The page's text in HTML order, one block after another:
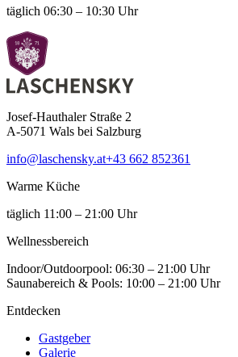
täglich 06:30 – 10:30 Uhr
Josef-Hauthaler Straße 2
A-5071 Wals bei Salzburg
info@laschensky.at+43 662 852361
Warme Küche
täglich 11:00 – 21:00 Uhr
Wellness­bereich
Indoor/Outdoorpool: 06:30 – 21:00 Uhr
Saunabereich & Pools: 10:00 – 21:00 Uhr
Entdecken
Gastgeber
Galerie